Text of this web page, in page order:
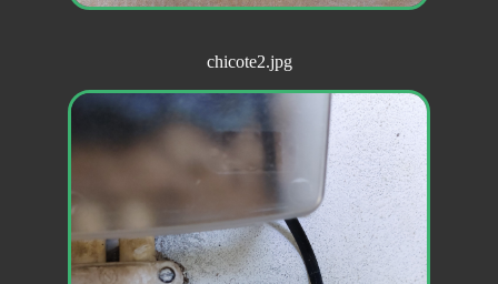
chicote2.jpg